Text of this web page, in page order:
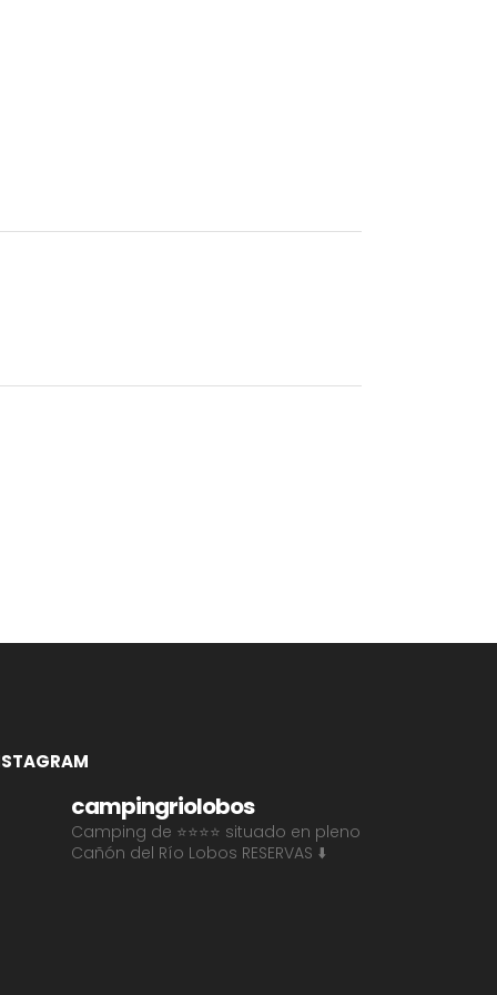
campingriolobos
Camping de ⭐⭐⭐⭐ situado en pleno
Cañón del Río Lobos RESERVAS ⬇️